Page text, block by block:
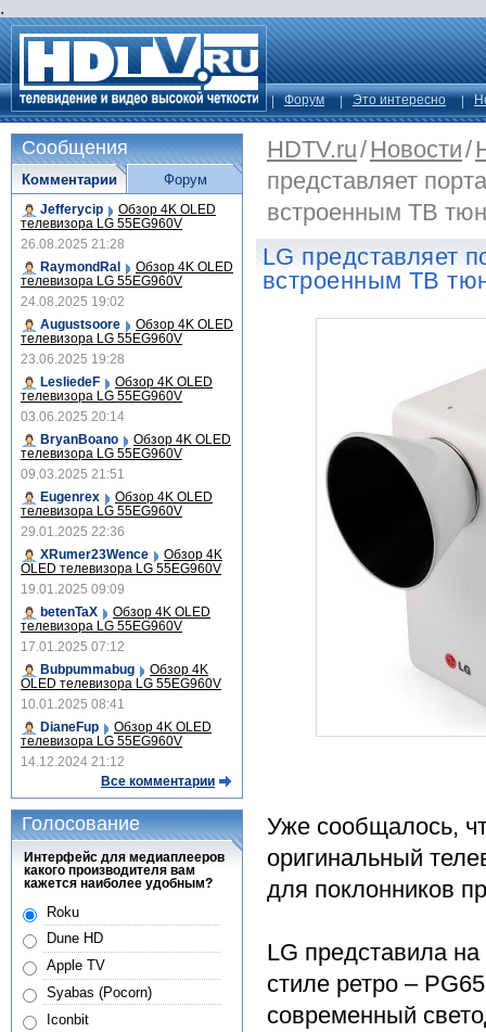
.
Форум Это интересно
HDTV.ru/Новости/
представляет
встроенным ТВ
LG представляет
встроенным ТВ
Уже сообщалось,
оригинальный
для поклонников
LG представила
стиле ретро –
современный
Сообщения
Комментарии
Jefferycip Обзор 4K OLED
телевизора LG 55EG960V
26.08.2025 21:28
RaymondRal
Обзор 4K OLED
телевизора LG 55EG960V
24.08.2025 19:02
Augustsoore
Обзор 4K OLED
телевизора LG 55EG960V
23.06.2025 19:28
LesliedeF
Обзор 4K OLED
телевизора LG 55EG960V
03.06.2025 20:14
BryanBoano
Обзор 4K OLED
телевизора LG 55EG960V
09.03.2025 21:51
Eugenrex
Обзор 4K OLED
телевизора LG 55EG960V
29.01.2025 22:36
XRumer23Wence
Обзор 4K
OLED телевизора LG 55EG960V
19.01.2025 09:09
betenTaX
Обзор 4K OLED
телевизора LG 55EG960V
17.01.2025 07:12
Bubpummabug
Обзор 4K
OLED телевизора LG 55EG960V
10.01.2025 08:41
DianeFup
Обзор 4K OLED
телевизора LG 55EG960V
14.12.2024 21:12
Все комментарии
Форум
Голосование
Интерфейс для медиаплееров
какого производителя вам
кажется наиболее удобным?
Roku
Dune HD
Apple TV
Syabas (Pocorn)
Iconbit